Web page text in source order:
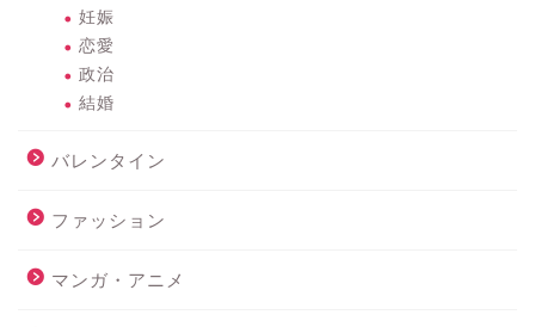
妊娠
恋愛
政治
結婚
バレンタイン
ファッション
マンガ・アニメ